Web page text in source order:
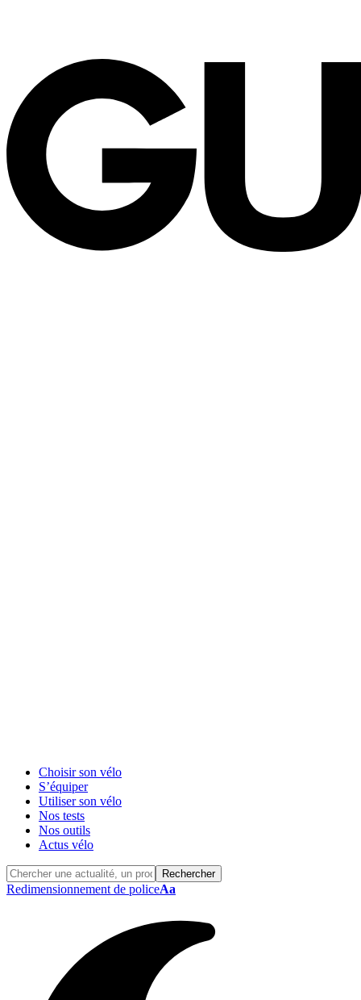
Choisir son vélo
S’équiper
Utiliser son vélo
Nos tests
Nos outils
Actus vélo
Redimensionnement de policeAa